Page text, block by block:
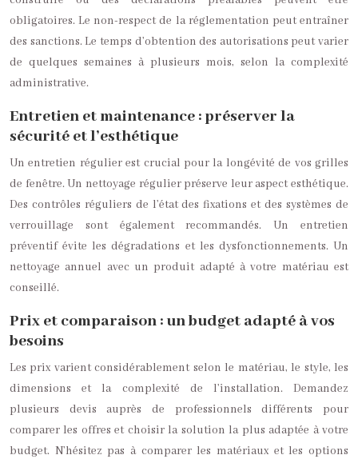
obligatoires. Le non-respect de la réglementation peut entraîner
des sanctions. Le temps d’obtention des autorisations peut varier
de quelques semaines à plusieurs mois, selon la complexité
administrative.
Entretien et maintenance : préserver la
sécurité et l’esthétique
Un entretien régulier est crucial pour la longévité de vos grilles
de fenêtre. Un nettoyage régulier préserve leur aspect esthétique.
Des contrôles réguliers de l’état des fixations et des systèmes de
verrouillage sont également recommandés. Un entretien
préventif évite les dégradations et les dysfonctionnements. Un
nettoyage annuel avec un produit adapté à votre matériau est
conseillé.
Prix et comparaison : un budget adapté à vos
besoins
Les prix varient considérablement selon le matériau, le style, les
dimensions et la complexité de l’installation. Demandez
plusieurs devis auprès de professionnels différents pour
comparer les offres et choisir la solution la plus adaptée à votre
budget. N’hésitez pas à comparer les matériaux et les options